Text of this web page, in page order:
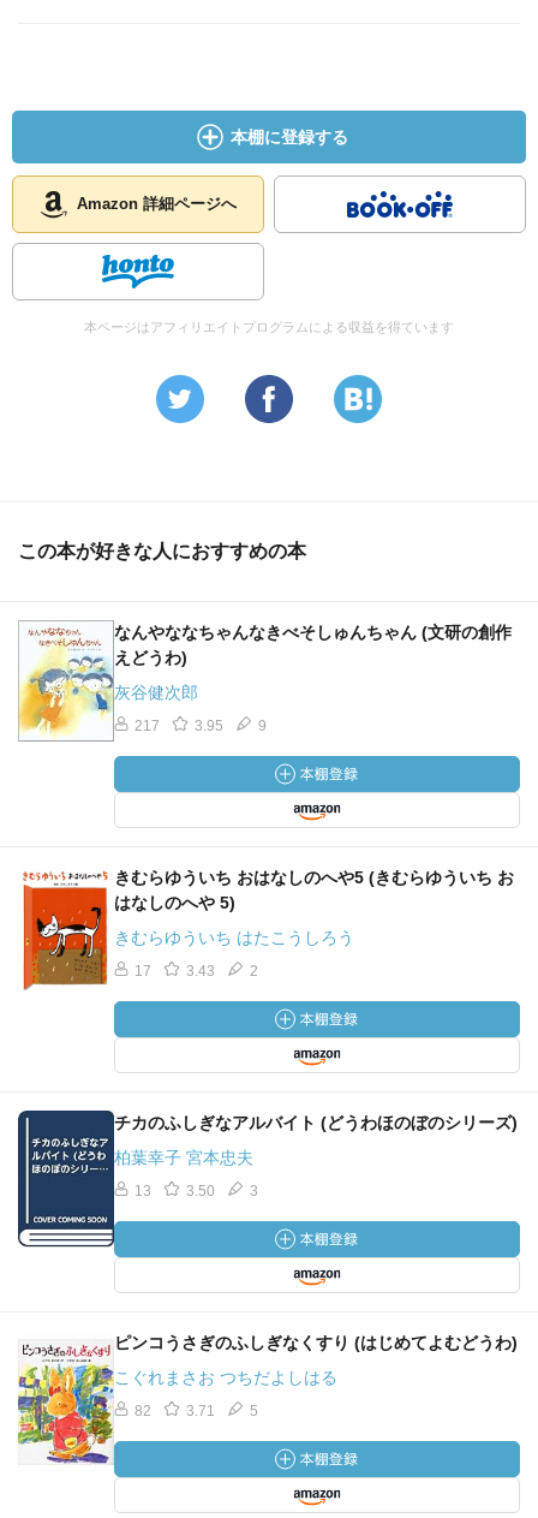
本棚に登録する
Amazon 詳細ページへ
本ページはアフィリエイトプログラムによる収益を得ています
この本が好きな人におすすめの本
なんやななちゃんなきべそしゅんちゃん (文研の創作
えどうわ)
灰谷健次郎
217 3.95 9
きむらゆういち おはなしのへや5 (きむらゆういち お
はなしのへや 5)
きむらゆういち はたこうしろう
17 3.43 2
チカのふしぎなアルバイト (どうわほのぼのシリーズ)
柏葉幸子 宮本忠夫
13 3.50 3
ピンコうさぎのふしぎなくすり (はじめてよむどうわ)
こぐれまさお つちだよしはる
82 3.71 5